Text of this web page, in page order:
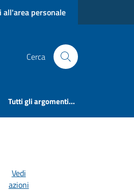
all'area personale
Cerca
Tutti gli argomenti...
Vedi
azioni